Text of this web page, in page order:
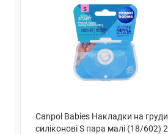
Canpol Babies Накладки на груди
силіконові S пара малі (18/602) 2